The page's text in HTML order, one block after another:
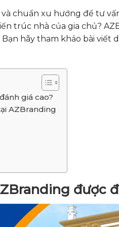
và chuẩn xu hướng để tư
trúc nhà của gia chủ?
hãy tham khảo bài viết
giá cao?
AZBranding
được